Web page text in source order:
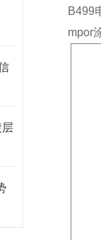
层
B499
mpor